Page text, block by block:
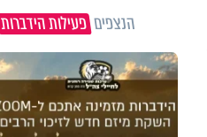
הנצפיםפעילות הידברות